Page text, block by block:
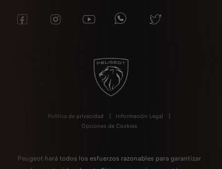
Política de privacidad
Información Legal
Opciones de Cookies
Peugeot hará todos los esfuerzos razonables para garantizar